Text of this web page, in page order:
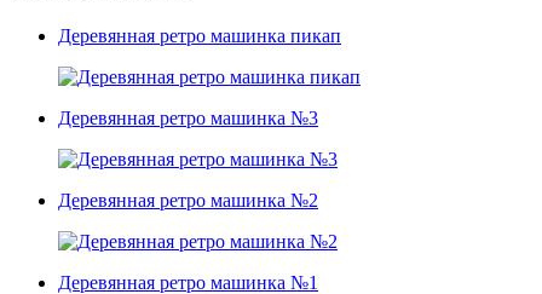
Деревянная ретро машинка пикап
Деревянная ретро машинка №3
Деревянная ретро машинка №2
Деревянная ретро машинка №1